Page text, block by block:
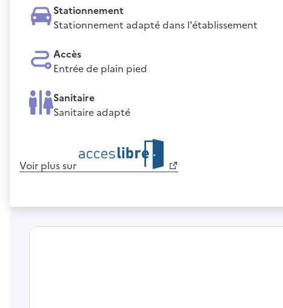
Stationnement
Stationnement adapté dans l'établissement
Accès
Entrée de plain pied
Sanitaire
Sanitaire adapté
Voir plus sur